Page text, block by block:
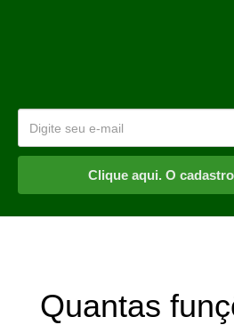
Clique aqui. O
Quantas